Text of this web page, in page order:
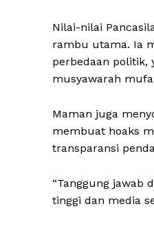
Nilai-nilai
rambu utama. Ia
perbedaan politik,
musyawarah
Maman juga
membuat hoaks
transparansi
“Tanggung jawab
tinggi dan media